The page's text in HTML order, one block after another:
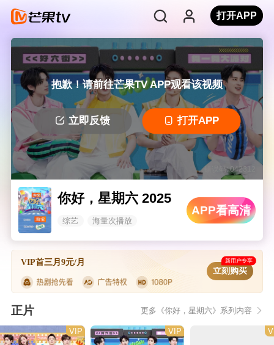
打开APP
抱歉！请前往芒果TV APP观看该视频
立即反馈 打开APP
错误码: 042312
你好，星期六 2025
综艺 海量次播放
APP看高清
VIP首三月9元/月 新用户专享
立刻购买
正片 更多《你好，星期六》系列内容
VIP VIP